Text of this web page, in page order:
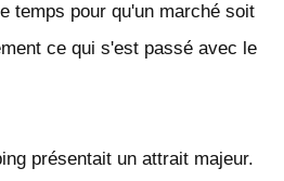
temps pour qu'un marché soit
ce qui s'est passé avec le
présentait un attrait majeur.